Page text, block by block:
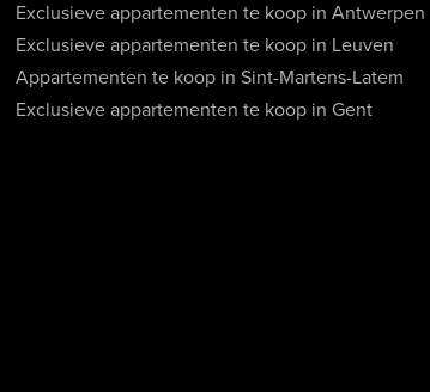
Exclusieve appartementen te koop in Antwerpen
Exclusieve appartementen te koop in Leuven
Appartementen te koop in Sint-Martens-Latem
Exclusieve appartementen te koop in Gent